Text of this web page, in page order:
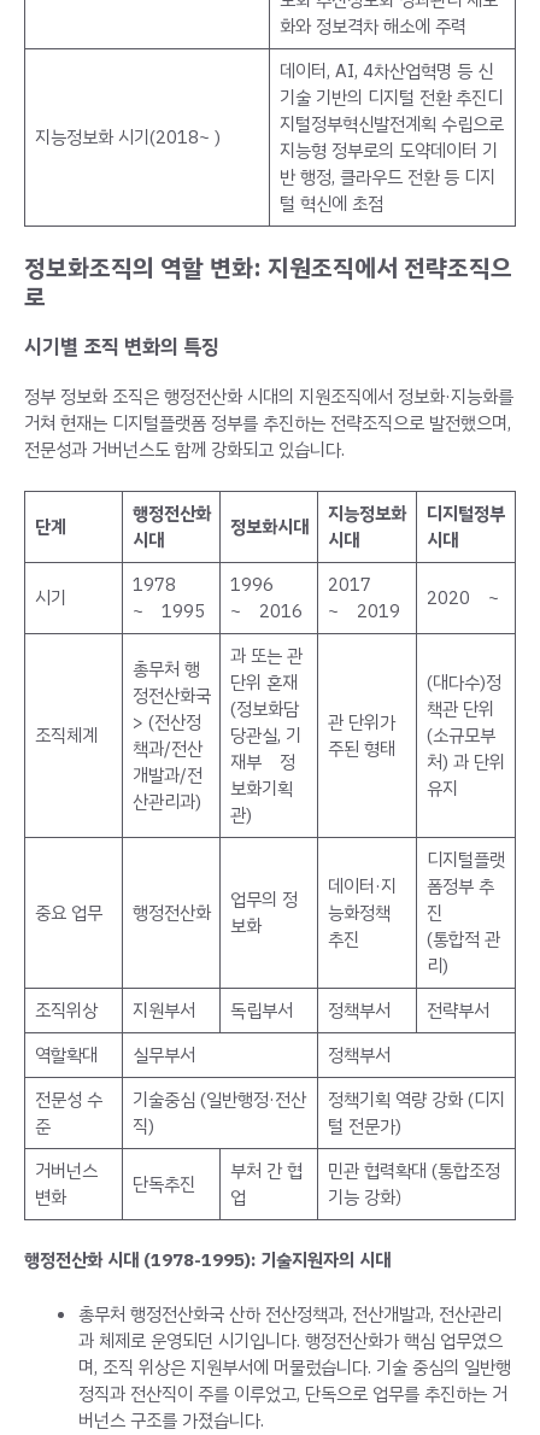
화와 정보격차 해소에 주력
지능정보화 시기(2018~ )
데이터, AI, 4차산업혁명 등 신
기술 기반의 디지털 전환 추진디
지털정부혁신발전계획 수립으로
지능형 정부로의 도약데이터 기
반 행정, 클라우드 전환 등 디지
털 혁신에 초점
정보화조직의 역할 변화: 지원조직에서 전략조직으
로
시기별 조직 변화의 특징
정부 정보화 조직은 행정전산화 시대의 지원조직에서 정보화·지능화를
거쳐 현재는 디지털플랫폼 정부를 추진하는 전략조직으로 발전했으며,
전문성과 거버넌스도 함께 강화되고 있습니다.
단계
행정전산화
시대
정보화시대
지능정보화
시대
디지털정부
시대
시기
1978
~ 1995
1996
~ 2016
2017
~ 2019
2020 ~
조직체계
총무처 행
정전산화국
> (전산정
책과/전산
개발과/전
산관리과)
과 또는 관
단위 혼재
(정보화담
당관실, 기
재부 정
보화기획
관)
관 단위가
주된 형태
(대다수)정
책관 단위
(소규모부
처) 과 단위
유지
중요 업무 행정전산화
업무의 정
보화
데이터·지
능화정책
추진
디지털플랫
폼정부 추
진
(통합적 관
리)
조직위상
지원부서 독립부서 정책부서
전략부서
역할확대
실무부서
정책부서
전문성 수
준
기술중심 (일반행정·전산
직)
정책기획 역량 강화 (디지
털 전문가)
거버넌스
변화
단독추진
부처 간 협
업
민관 협력확대 (통합조정
기능 강화）
행정전산화 시대 (1978-1995): 기술지원자의 시대
총무처 행정전산화국 산하 전산정책과, 전산개발과, 전산관리
과 체제로 운영되던 시기입니다. 행정전산화가 핵심 업무였으
며, 조직 위상은 지원부서에 머물렀습니다. 기술 중심의 일반행
정직과 전산직이 주를 이루었고, 단독으로 업무를 추진하는 거
버넌스 구조를 가졌습니다.